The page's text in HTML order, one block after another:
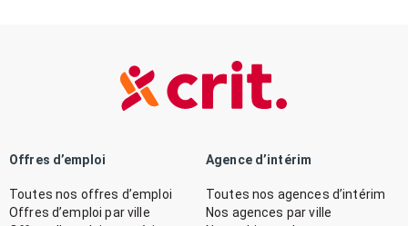
Offres d’emploi
Toutes nos offres d’emploi
Offres d’emploi par ville
Agence d’intérim
Toutes nos agences d’intérim
Nos agences par ville